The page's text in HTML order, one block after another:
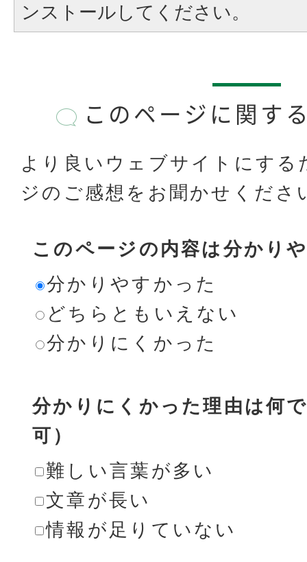
ンストールしてください。
このページに関す
より良いウェブサイトにする
ジのご感想をお聞かせくださ
このページの内容は分かり
分かりやすかった
どちらともいえない
分かりにくかった
分かりにくかった理由は何
可）
難しい言葉が多い
文章が長い
情報が足りていない